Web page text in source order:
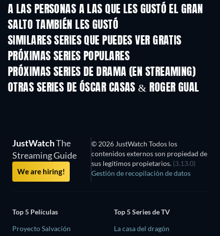
A LAS PERSONAS A LAS QUE LES GUSTÓ EL GRAN
SALTO TAMBIÉN LES GUSTÓ
SIMILARES SERIES QUE PUEDES VER GRATIS
TV TV
PRÓXIMAS SERIES POPULARES
TV
PRÓXIMAS SERIES DE DRAMA (EN STREAMING)
Temporada 6 Temporada 2
OTRAS SERIES DE ÓSCAR CASAS & ROGER GUAL
TV
JustWatchThe
Streaming Guide
We are hiring!
© 2026 JustWatch Todos los
contenidos externos son propiedad de
sus legítimos propietarios. (3.13.0)
Gestión de recopilación de datos
Top 5 Películas
Proyecto Salvación
Top 5 Series de TV
La casa del dragón